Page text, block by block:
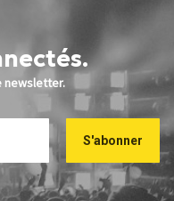
newsletter.